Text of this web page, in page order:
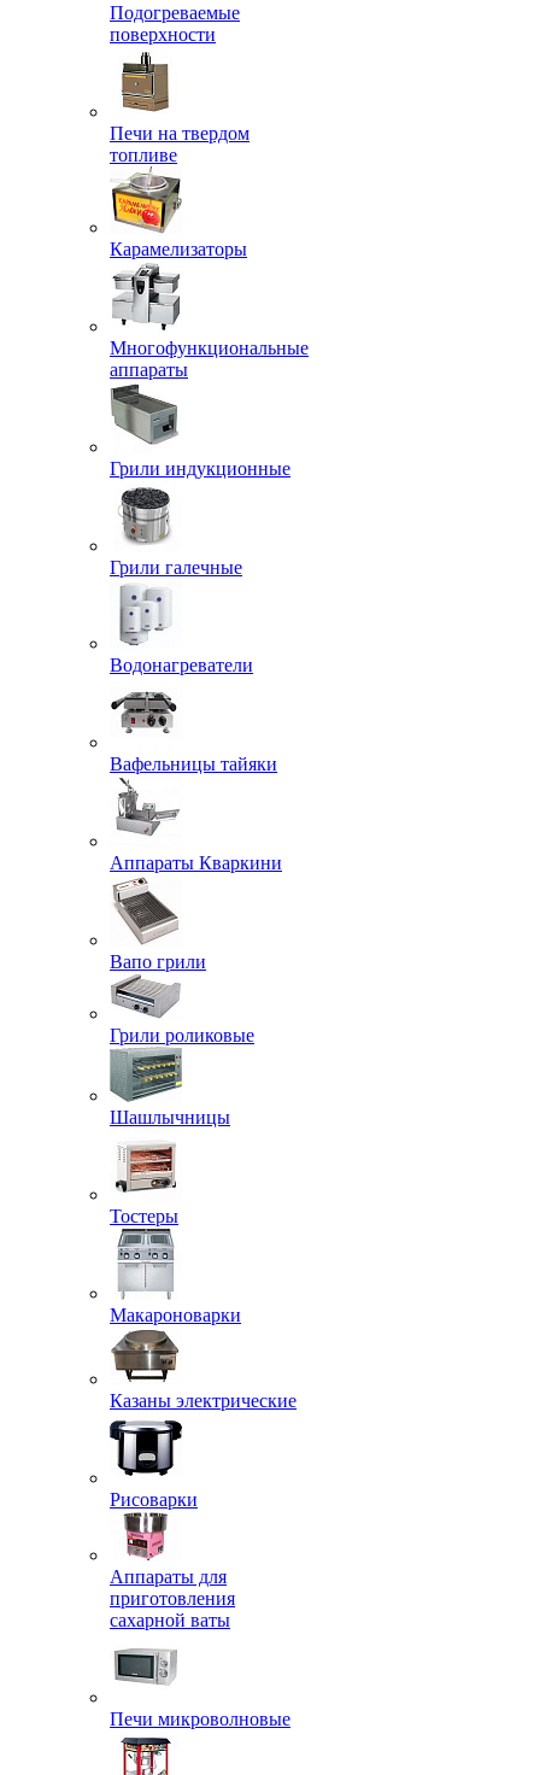
Подогреваемые
поверхности
Печи на твердом
топливе
Карамелизаторы
Многофункциональные
аппараты
Грили индукционные
Грили галечные
Водонагреватели
Вафельницы тайяки
Аппараты Кваркини
Вапо грили
Грили роликовые
Шашлычницы
Тостеры
Макароноварки
Казаны электрические
Рисоварки
Аппараты для
приготовления
сахарной ваты
Печи микроволновые